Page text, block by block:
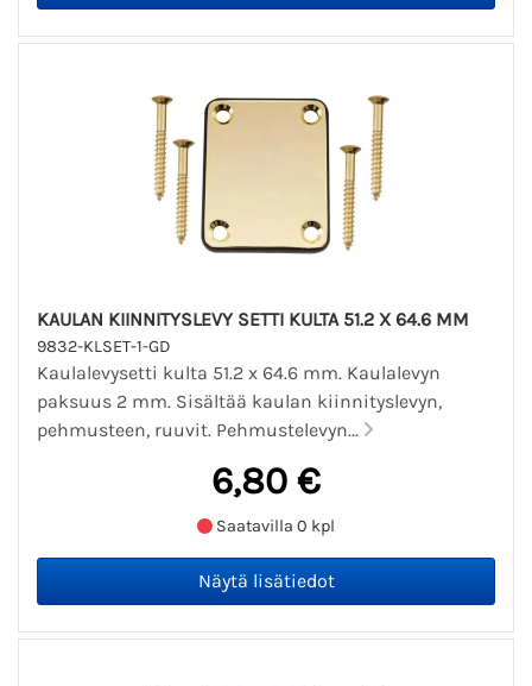
KAULAN KIINNITYSLEVY SETTI KULTA 51.2 X 64.6 MM
9832-KLSET-1-GD
Kaulalevysetti kulta 51.2 x 64.6 mm. Kaulalevyn
paksuus 2 mm. Sisältää kaulan kiinnityslevyn,
pehmusteen, ruuvit. Pehmustelevyn...
6,80 €
Saatavilla 0 kpl